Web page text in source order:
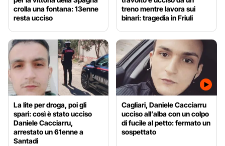
crolla una fontana: 13enne
resta ucciso
treno mentre lavora sui
binari: tragedia in Friuli
La lite per droga, poi gli
spari: così è stato ucciso
Daniele Cacciarru,
arrestato un 61enne a
Santadi
Cagliari, Daniele Cacciarru
ucciso all’alba con un colpo
di fucile al petto: fermato un
sospettato